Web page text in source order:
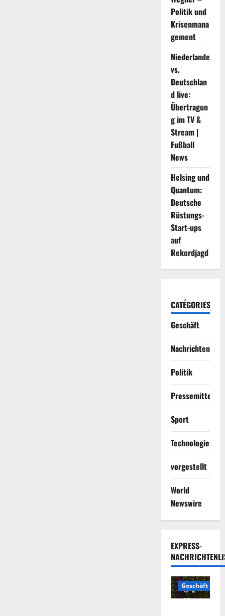
Politik und
Krisenmana
gement
Niederlande
vs.
Deutschlan
d live:
Übertragun
g im TV &
Stream |
Fußball
News
Helsing und
Quantum:
Deutsche
Rüstungs-
Start-ups
auf
Rekordjagd
CATÉGORIES
Geschäft
Nachrichten
Politik
Sport
Technologie
vorgestellt
World
Newswire
EXPRESS-
2
Minuten
Geschäft